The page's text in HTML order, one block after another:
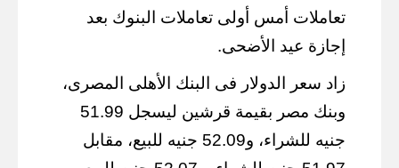
تعاملات أمس أولى تعاملات البنوك بعد
إجازة عيد الأضحى.
زاد سعر الدولار فى البنك الأهلى المصرى،
وبنك مصر بقيمة قرشين ليسجل 51.99
جنيه للشراء، و52.09 جنيه للبيع، مقابل